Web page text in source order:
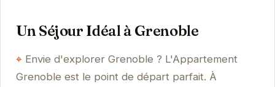
Un Séjour Idéal à Grenoble
Envie d'explorer Grenoble ? L'Appartement
Grenoble est le point de départ parfait. À